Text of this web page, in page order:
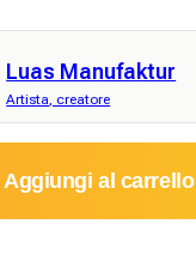
Luas Manufaktur
Artista, creatore
Aggiungi al carrello